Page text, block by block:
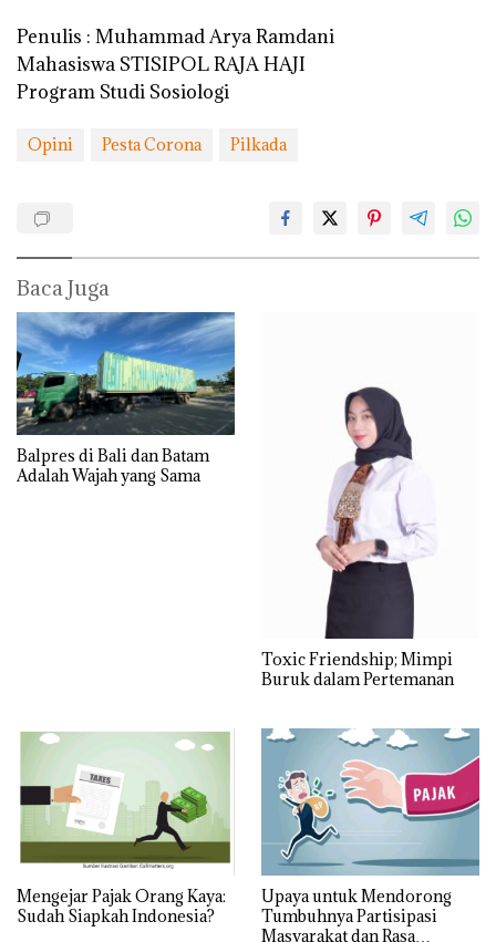
Penulis : Muhammad Arya Ramdani
Mahasiswa STISIPOL RAJA HAJI
Program Studi Sosiologi
Opini Pesta Corona Pilkada
Baca Juga
Balpres di Bali dan Batam
Adalah Wajah yang Sama
Toxic Friendship; Mimpi
Buruk dalam Pertemanan
Mengejar Pajak Orang Kaya:
Sudah Siapkah Indonesia?
Upaya untuk Mendorong
Tumbuhnya Partisipasi
Masyarakat dan Rasa